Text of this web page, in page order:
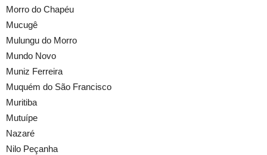
Morro do Chapéu
Mucugê
Mulungu do Morro
Mundo Novo
Muniz Ferreira
Muquém do São Francisco
Muritiba
Mutuípe
Nazaré
Nilo Peçanha